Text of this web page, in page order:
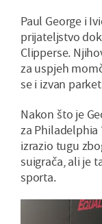
Paul George i
prijateljstvo
Clipperse.
za uspjeh
se i izvan
Nakon što je
za Philadelphia
izrazio tugu
suigrača, ali je
sporta.